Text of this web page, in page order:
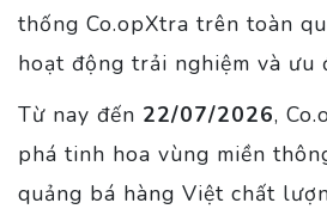
thống Co.opXtra trên toàn
hoạt động trải nghiệm và ưu
Từ nay đến 22/07/2026,
phá tinh hoa vùng miền
quảng bá hàng Việt chất